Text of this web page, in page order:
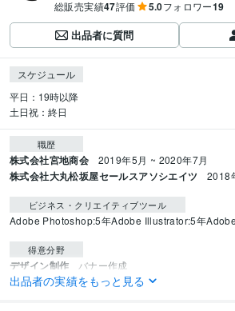
総販売実績47評価 5.0フォロワー19
出品者に質問
スケジュール
平日：19時以降
土日祝：終日
職歴
株式会社宮地商会 2019年5月 ~ 2020年7月
株式会社大丸松坂屋セールスアソシエイツ 2018
ビジネス・クリエイティブツール
Adobe Photoshop:5年Adobe Illustrator:5年
得意分野
デザイン制作 バナー作成
出品者の実績をもっと見る